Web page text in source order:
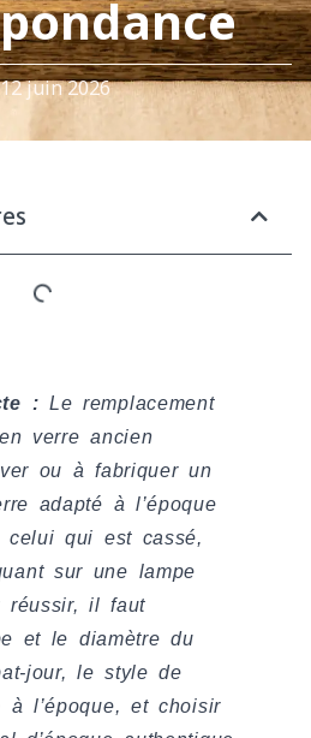
12 juin 2026
: Le remplacement
verre ancien
ou à fabriquer un
adapté à l’époque
celui qui est cassé,
sur une lampe
réussir, il faut
et le diamètre du
jour, le style de
à l’époque, et choisir